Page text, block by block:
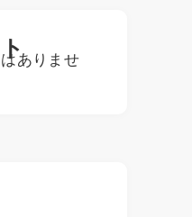
ありませ